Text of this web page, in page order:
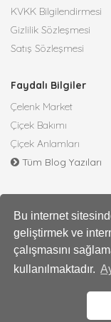
Bu internet
geliştirmek ve
çalışmasını
kullanılmaktadır.
KVKK Bilgilendirmesi
Gizlilik Sözleşmesi
Satış Sözleşmesi
Faydalı Bilgiler
Çelenk Market
Çiçek Bakımı
Çiçek Anlamları
Tüm Blog Yazıları